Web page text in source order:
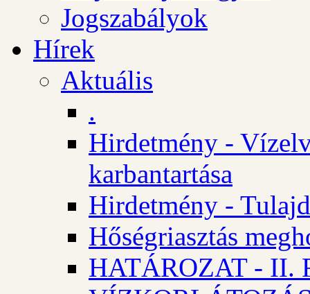
Jogszabályok
Hírek
Aktuális
.
Hirdetmény -
karbantartása
Hirdetmény -
Hőségriasztás
HATÁROZAT - II.